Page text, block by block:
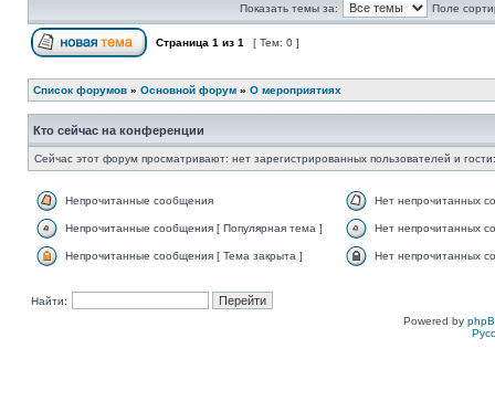
Показать темы за: Поле
Страница 1 из 1 [ Тем: 0 ]
Список форумов » Основной форум » О мероприятиях
Кто сейчас на конференции
Сейчас этот форум просматривают: нет зарегистрированных пользователей и
Непрочитанные сообщения Нет непрочитанных
Непрочитанные сообщения [ Популярная тема ] Нет непрочитанных
Непрочитанные сообщения [ Тема закрыта ] Нет непрочитанных
Найти:
Powered by